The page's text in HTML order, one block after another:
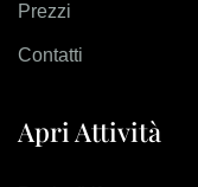
Prezzi
Contatti
Apri Attività